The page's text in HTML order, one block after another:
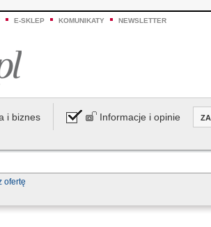
E-SKLEP KOMUNIKATY NEWSLETTER
i biznes Informacje i opinie
ofertę